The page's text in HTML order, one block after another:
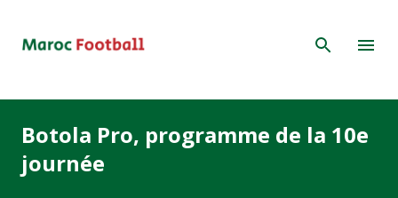
Botola Pro, programme de la 10e
journée